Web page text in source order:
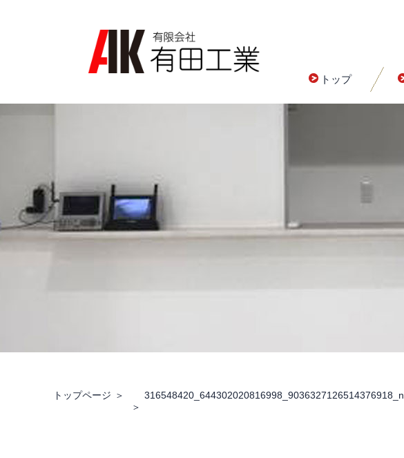
トップ
トップページ 316548420_644302020816998_9036327126514376918_n